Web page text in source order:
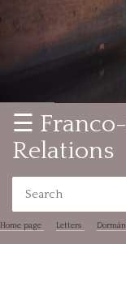
☰
Relations
Home page Letters